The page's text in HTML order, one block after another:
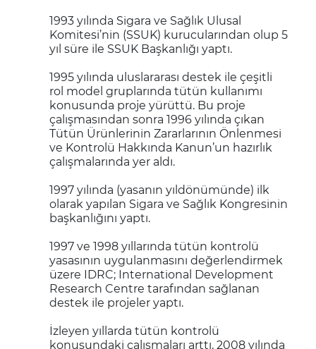
1993 yılında Sigara ve Sağlık Ulusal
Komitesi’nin (SSUK) kurucularından olup 5
yıl süre ile SSUK Başkanlığı yaptı.
1995 yılında uluslararası destek ile çeşitli
rol model gruplarında tütün kullanımı
konusunda proje yürüttü. Bu proje
çalışmasından sonra 1996 yılında çıkan
Tütün Ürünlerinin Zararlarının Önlenmesi
ve Kontrolü Hakkında Kanun’un hazırlık
çalışmalarında yer aldı.
1997 yılında (yasanın yıldönümünde) ilk
olarak yapılan Sigara ve Sağlık Kongresinin
başkanlığını yaptı.
1997 ve 1998 yıllarında tütün kontrolü
yasasının uygulanmasını değerlendirmek
üzere IDRC; International Development
Research Centre tarafından sağlanan
destek ile projeler yaptı.
İzleyen yıllarda tütün kontrolü
konusundaki çalışmaları arttı, 2008 yılında